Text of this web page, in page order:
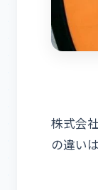
株式会
の違い